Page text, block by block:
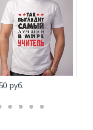
руб.